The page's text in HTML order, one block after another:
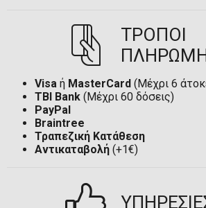
ΤΡΟΠΟΙ
Visa ή MasterCard (Μέχρι 6
TBI Bank (Μέχρι 60 δόσεις)
PayPal
Braintree
Τραπεζική Κατάθεση
Αντικαταβολή (+1€)